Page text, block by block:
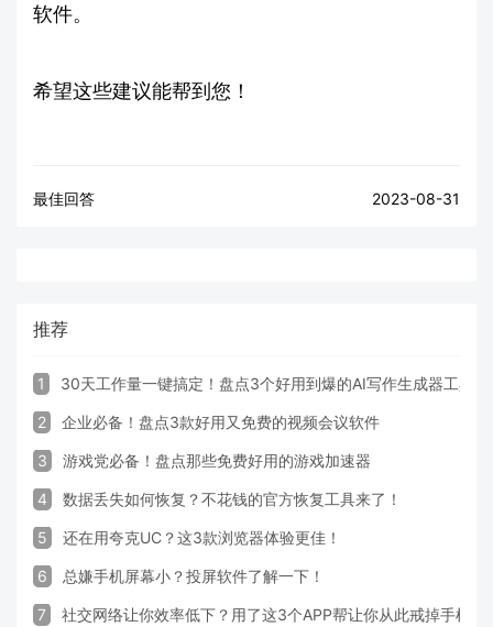
软件。
希望这些建议能帮到您！
最佳回答 2023-08-31
推荐
1 30天工作量一键搞定！盘点3个好用到爆的AI写作生成器工具
2 企业必备！盘点3款好用又免费的视频会议软件
3 游戏党必备！盘点那些免费好用的游戏加速器
4 数据丢失如何恢复？不花钱的官方恢复工具来了！
5 还在用夸克UC？这3款浏览器体验更佳！
6 总嫌手机屏幕小？投屏软件了解一下！
7 社交网络让你效率低下？用了这3个APP帮让你从此戒掉手机！